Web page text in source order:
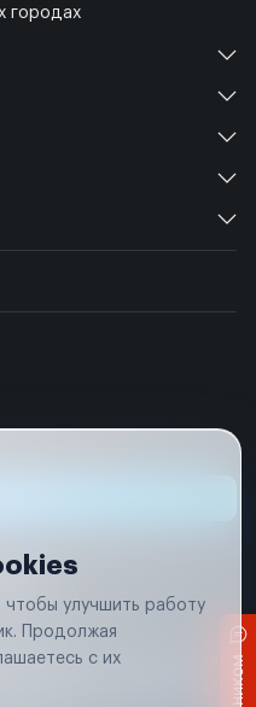
городах
сайте, носит исключительно
(п. 2) Гражданского кодекса
улучшить работу
Продолжая
с их